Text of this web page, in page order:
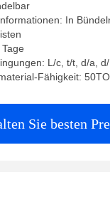
In
L/c, t/t, d/a,
Fähigkeit:
Sie besten